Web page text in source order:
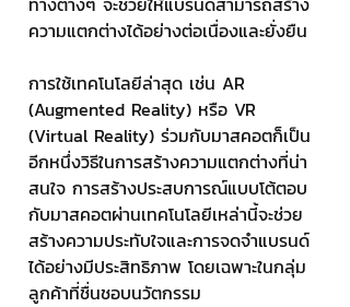
ความแตกต่างได้อย่างต่อเนื่องและยั่งยืน
การใช้เทคโนโลยีล่าสุด เช่น AR
(Augmented Reality) หรือ VR
(Virtual Reality) ร่วมกับมาสคอตก็เป็น
อีกหนึ่งวิธีในการสร้างความแตกต่างที่น่า
สนใจ การสร้างประสบการณ์แบบโต้ตอบ
กับมาสคอตผ่านเทคโนโลยีเหล่านี้จะช่วย
สร้างความประทับใจและการจดจำแบรนด์
ได้อย่างมีประสิทธิภาพ โดยเฉพาะในกลุ่ม
ลูกค้าที่ชื่นชอบนวัตกรรม